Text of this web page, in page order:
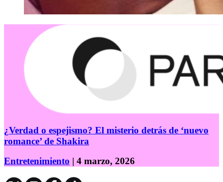
¿Verdad o espejismo? El misterio detrás de ‘nuevo
romance’ de Shakira
Entretenimiento | 4 marzo, 2026